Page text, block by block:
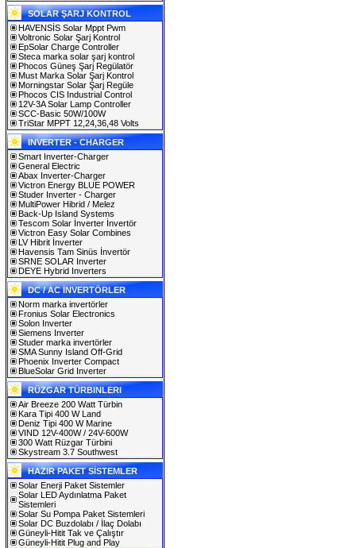
SOLAR ŞARJ KONTROL
HAVENSİS Solar Mppt Pwm
Voltronic Solar Şarj Kontrol
EpSolar Charge Controller
Steca marka solar şarj kontrol
Phocos Güneş Şarj Regülatör
Must Marka Solar Şarj Kontrol
Morningstar Solar Şarj Regüle
Phocos CIS Industrial Control
12V-3A Solar Lamp Controller
SCC-Basic 50W/100W
TriStar MPPT 12,24,36,48 Volts
INVERTER - CHARGER
Smart Inverter-Charger
General Electric
Abax Inverter-Charger
Victron Energy BLUE POWER
Studer Inverter - Charger
MultiPower Hibrid / Melez
Back-Up Island Systems
Tescom Solar İnverter İnvertör
Victron Easy Solar Combines
LV Hibrit İnverter
Havensis Tam Sinüs İnvertör
SRNE SOLAR Inverter
DEYE Hybrid Inverters
DC / AC İNVERTÖRLER
Norm marka invertörler
Fronius Solar Electronics
Solon Inverter
Siemens Inverter
Studer marka invertörler
SMA Sunny Island Off-Grid
Phoenix Inverter Compact
BlueSolar Grid Inverter
RÜZGAR TÜRBINLERI
Air Breeze 200 Watt Türbin
Kara Tipi 400 W Land
Deniz Tipi 400 W Marine
VIND 12V-400W / 24V-600W
300 Watt Rüzgar Türbini
Skystream 3.7 Southwest
HAZIR PAKET SİSTEMLER
Solar Enerji Paket Sistemler
Solar LED Aydınlatma Paket
Sistemleri
Solar Su Pompa Paket Sistemleri
Solar DC Buzdolabı / İlaç Dolabı
Güneyli-Hitit Tak ve Çalıştır
Güneyli-Hitit Plug and Play